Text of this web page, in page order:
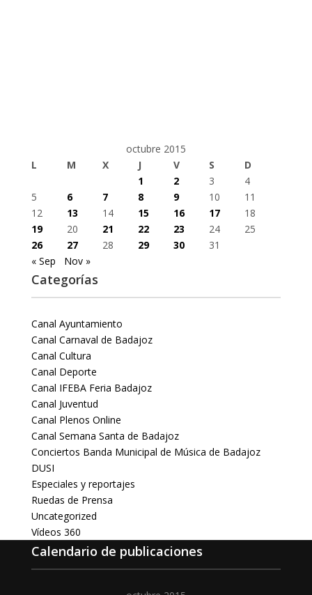
octubre 2015
L
M X J V S
D
1
2 3
4
5
6 7 8 9 10
11
12
13 14 15 16 17
18
19
20 21 22 23 24
25
26
27 28 29 30
31
« Sep
Nov »
Categorías
Canal Ayuntamiento
Canal Carnaval de Badajoz
Canal Cultura
Canal Deporte
Canal IFEBA Feria Badajoz
Canal Juventud
Canal Plenos Online
Canal Semana Santa de Badajoz
Conciertos Banda Municipal de Música de Badajoz
DUSI
Especiales y reportajes
Ruedas de Prensa
Uncategorized
Vídeos 360
Calendario de publicaciones